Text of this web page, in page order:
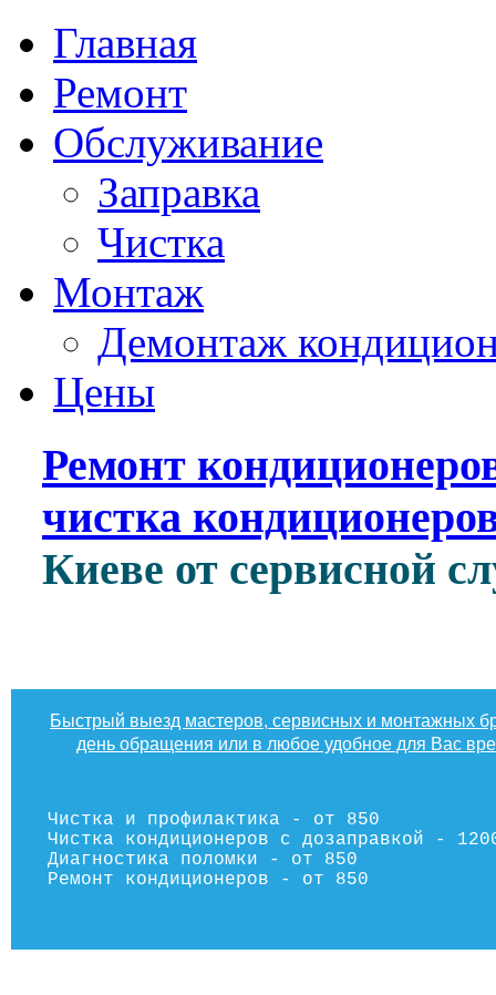
Главная
Ремонт
Обслуживание
Заправка
Чистка
Монтаж
Демонтаж
Цены
Ремонт
чистка
Киеве от сервисной
Быстрый выезд мастеров, сервисных и монтажных
день обращения или в любое удобное для Вас
Чистка и профилактика - от 850
Чистка кондиционеров с дозаправкой -
Диагностика поломки - от 850
Ремонт кондиционеров - от 850